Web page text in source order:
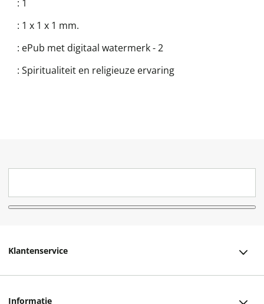
: 1
: 1 x 1 x 1 mm.
: ePub met digitaal watermerk - 2
: Spiritualiteit en religieuze ervaring
Klantenservice
Informatie